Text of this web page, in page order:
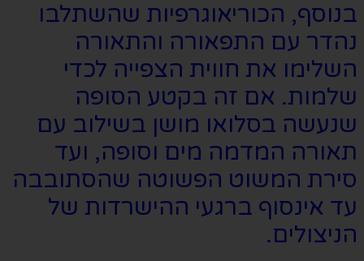
בנוסף, הכוריאוגרפיות שהשתלבו
נהדר עם התפאורה והתאורה
השלימו את חווית הצפייה לכדי
שלמות. אם זה בקטע הסופה
שנעשה בסלואו מושן בשילוב עם
תאורה המדמה מים וסופה, ועד
סירת המשוט הפשוטה שהסתובבה
עד אינסוף ברגעי ההישרדות של
הניצולים.